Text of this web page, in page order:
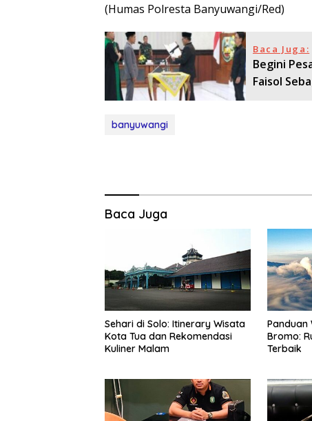
(Humas Polresta Banyuwangi/Red)
Baca Juga:
Begini
Faisol
banyuwangi
Baca Juga
Sehari di Solo: Itinerary Wisata
Kota Tua dan Rekomendasi
Kuliner Malam
Panduan
Bromo:
Terbaik